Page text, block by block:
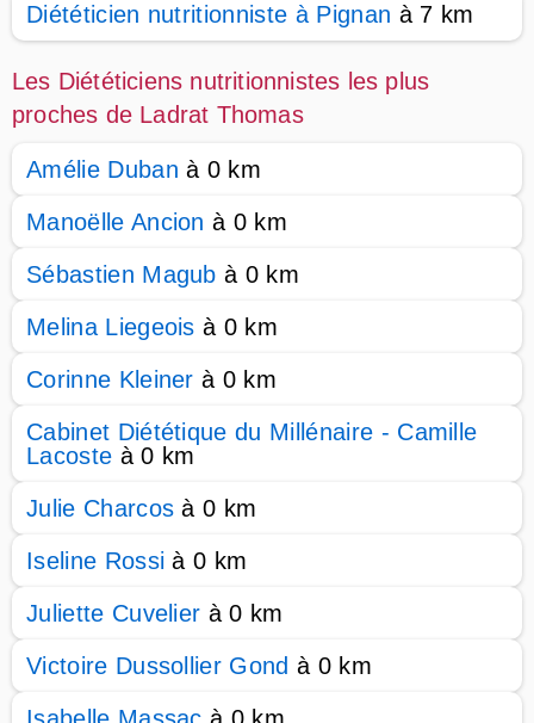
Diététicien nutritionniste à Pignan à 7 km
Les Diététiciens nutritionnistes les plus
proches de Ladrat Thomas
Amélie Duban à 0 km
Manoëlle Ancion à 0 km
Sébastien Magub à 0 km
Melina Liegeois à 0 km
Corinne Kleiner à 0 km
Cabinet Diététique du Millénaire - Camille
Lacoste à 0 km
Julie Charcos à 0 km
Iseline Rossi à 0 km
Juliette Cuvelier à 0 km
Victoire Dussollier Gond à 0 km